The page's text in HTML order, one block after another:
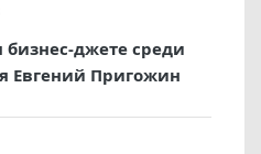
джете среди
Евгений Пригожин